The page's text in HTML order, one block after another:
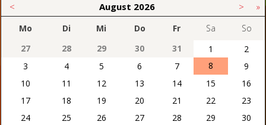
< August 2026 > »
Mo Di Mi Do Fr Sa
So
27
28 29 30 31 1
2
3
4 5 6 7 8
9
10
11 12 13 14 15
16
17
18 19 20 21 22
23
24
25 26 27 28 29
30